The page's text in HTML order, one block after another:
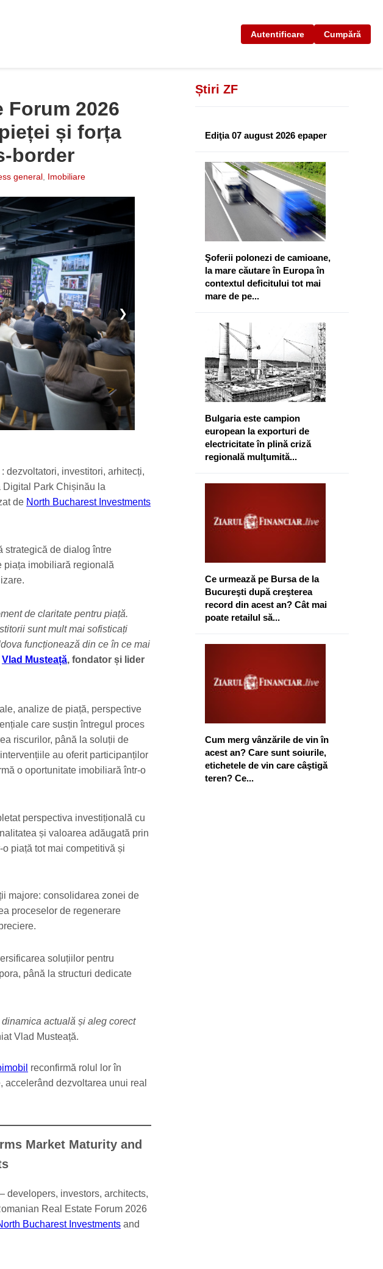
Autentificare Cumpără
Forum 2026
și forța
border
general, Imobiliare
❯
dezvoltatori, investitori, arhitecți,
Digital Park Chișinău la
de North Bucharest Investments
strategică de dialog între
piața imobiliară regională
de claritate pentru piață.
sunt mult mai sofisticați
funcționează din ce în ce mai
Vlad Musteață, fondator și lider
analize de piață, perspective
care susțin întregul proces
riscurilor, până la soluții de
au oferit participanților
o oportunitate imobiliară într-o
perspectiva investițională cu
și valoarea adăugată prin
piață tot mai competitivă și
majore: consolidarea zonei de
proceselor de regenerare
soluțiilor pentru
până la structuri dedicate
actuală și aleg corect
Vlad Musteață.
reconfirmă rolul lor în
dezvoltarea unui real
Market Maturity and
developers, investors, architects,
Real Estate Forum 2026
Bucharest Investments and
Știri ZF
Ediţia 07 august 2026 epaper
Şoferii polonezi de camioane,
la mare căutare în Europa în
contextul deficitului tot mai
mare de pe...
Bulgaria este campion
european la exporturi de
electricitate în plină criză
regională mulţumită...
Ce urmează pe Bursa de la
Bucureşti după creşterea
record din acest an? Cât mai
poate retailul să...
Cum merg vânzările de vin în
acest an? Care sunt soiurile,
etichetele de vin care câştigă
teren? Ce...